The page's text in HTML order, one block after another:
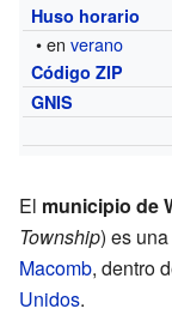
Huso horario
• enverano
Código ZIP
GNIS
El municipio de
Township) es
Macomb, dentro
Unidos.